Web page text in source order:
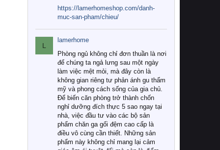
https://lamerhomeshop.com/danh-
muc-san-pham/chieu/
L
lamerhome
Phòng ngủ không chỉ đơn thuần là nơi
để chúng ta ngả lưng sau một ngày
làm việc mệt mỏi, mà đây còn là
không gian riêng tư phản ánh gu thẩm
mỹ và phong cách sống của gia chủ.
Để biến căn phòng trở thành chốn
nghỉ dưỡng đích thực 5 sao ngay tại
nhà, việc đầu tư vào các bộ sản
phẩm chăn ga gối đệm cao cấp là
điều vô cùng cần thiết. Những sản
phẩm này không chỉ mang lại cảm